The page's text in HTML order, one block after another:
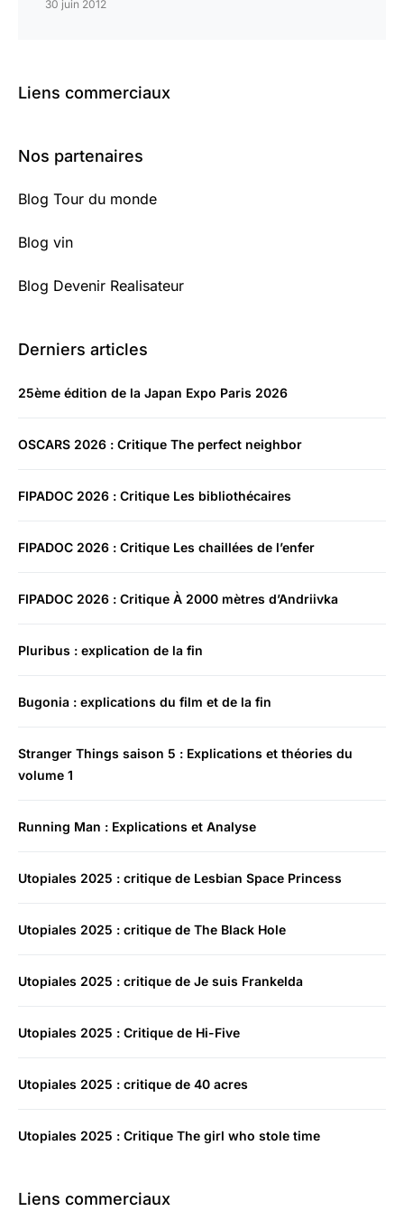
30 juin 2012
Liens commerciaux
Nos partenaires
Blog Tour du monde
Blog vin
Blog Devenir Realisateur
Derniers articles
25ème édition de la Japan Expo Paris 2026
OSCARS 2026 : Critique The perfect neighbor
FIPADOC 2026 : Critique Les bibliothécaires
FIPADOC 2026 : Critique Les chaillées de l’enfer
FIPADOC 2026 : Critique À 2000 mètres d’Andriivka
Pluribus : explication de la fin
Bugonia : explications du film et de la fin
Stranger Things saison 5 : Explications et théories du
volume 1
Running Man : Explications et Analyse
Utopiales 2025 : critique de Lesbian Space Princess
Utopiales 2025 : critique de The Black Hole
Utopiales 2025 : critique de Je suis Frankelda
Utopiales 2025 : Critique de Hi-Five
Utopiales 2025 : critique de 40 acres
Utopiales 2025 : Critique The girl who stole time
Liens commerciaux